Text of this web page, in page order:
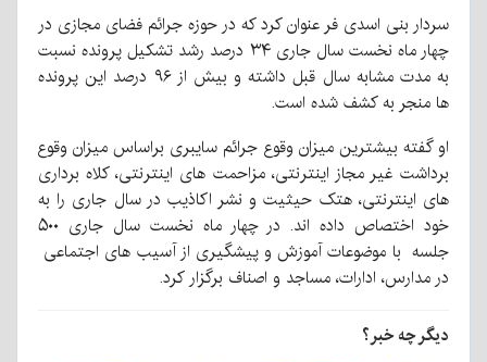
سردار بنی اسدی فر عنوان کرد که در حوزه جرائم فضای مجازی در
چهار ماه نخست سال جاری ۳۴ درصد رشد تشکیل پرونده نسبت
به مدت مشابه سال قبل داشته و بیش از ۹۶ درصد این پرونده
ها منجر به کشف شده است.
او گفته بیشترین میزان وقوع جرائم سایبری براساس میزان وقوع
برداشت غیر مجاز اینترنتی، مزاحمت های اینترنتی، کلاه برداری
های اینترنتی، هتک حیثیت و نشر اکاذیب در سال جاری را به
خود اختصاص داده اند. در چهار ماه نخست سال جاری ۵۰۰
جلسه با موضوعات آموزش و پیشگیری از آسیب های اجتماعی
در مدارس، ادارات، مساجد و اصناف برگزار کرد.
دیگر چه خبر؟